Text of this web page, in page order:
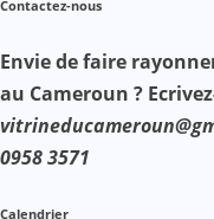
Contactez-nous
Envie de faire
au Cameroun ?
0958 3571
Calendrier